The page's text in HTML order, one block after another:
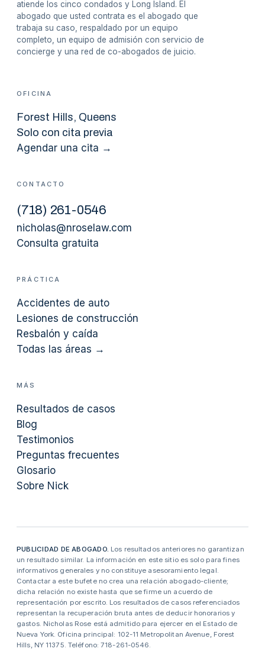
atiende los cinco condados y Long Island. El
abogado que usted contrata es el abogado que
trabaja su caso, respaldado por un equipo
completo, un equipo de admisión con servicio de
concierge y una red de co-abogados de juicio.
OFICINA
Forest Hills, Queens
Solo con cita previa
Agendar una cita →
CONTACTO
(718) 261-0546
nicholas@nroselaw.com
Consulta gratuita
PRÁCTICA
Accidentes de auto
Lesiones de construcción
Resbalón y caída
Todas las áreas →
MÁS
Resultados de casos
Blog
Testimonios
Preguntas frecuentes
Glosario
Sobre Nick
PUBLICIDAD DE ABOGADO. Los resultados anteriores no garantizan
un resultado similar. La información en este sitio es solo para fines
informativos generales y no constituye asesoramiento legal.
Contactar a este bufete no crea una relación abogado-cliente;
dicha relación no existe hasta que se firme un acuerdo de
representación por escrito. Los resultados de casos referenciados
representan la recuperación bruta antes de deducir honorarios y
gastos. Nicholas Rose está admitido para ejercer en el Estado de
Nueva York. Oficina principal: 102-11 Metropolitan Avenue, Forest
Hills, NY 11375. Teléfono: 718-261-0546.